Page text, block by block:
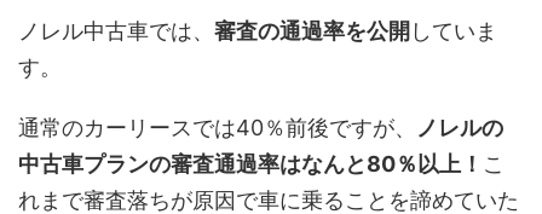
ノレル中古車では、 審査の通過率を公開 していま
す。
通常のカーリースでは40％前後ですが、
ノレルの
中古車プランの審査通過率はなんと80％以上！ こ
れまで審査落ちが原因で車に乗ることを諦めていた